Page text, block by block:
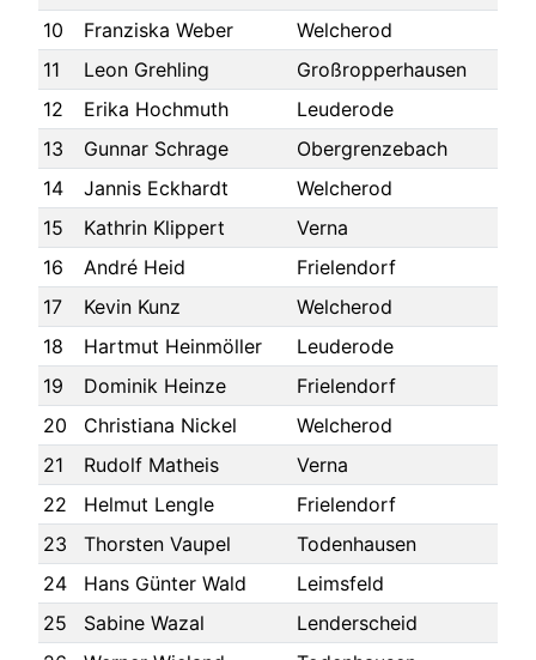
10
Franziska Weber
Welcherod
11
Leon Grehling
Großropperhausen
12
Erika Hochmuth
Leuderode
13
Gunnar Schrage
Obergrenzebach
14
Jannis Eckhardt
Welcherod
15
Kathrin Klippert
Verna
16
André Heid
Frielendorf
17
Kevin Kunz
Welcherod
18
Hartmut Heinmöller
Leuderode
19
Dominik Heinze
Frielendorf
20
Christiana Nickel
Welcherod
21
Rudolf Matheis
Verna
22
Helmut Lengle
Frielendorf
23
Thorsten Vaupel
Todenhausen
24
Hans Günter Wald
Leimsfeld
25
Sabine Wazal
Lenderscheid